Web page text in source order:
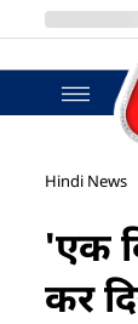
Hindi News
'एक
कर